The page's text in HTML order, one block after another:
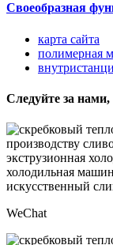
Своеобразная
карта сайта
полимерная
Следуйте за
WeChat